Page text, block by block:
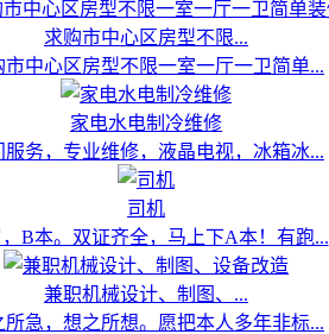
求购市中心区房型不限...
市中心区房型不限一室一厅一卫简单...
家电水电制冷维修
服务，专业维修，液晶电视，冰箱冰...
司机
，B本。双证齐全，马上下A本！有跑...
兼职机械设计、制图、...
所急，想之所想。愿把本人多年非标...